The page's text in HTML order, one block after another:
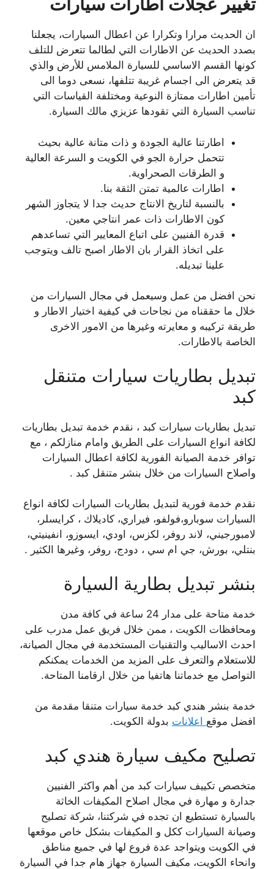
ان الحديث مرارا وتكرارا عن اعطال السيارات، يجعلنا
بصدد الحديث عن الاطارات التي لطالما تتعرض للتلف
كونها القسم الاساسي للسيارة الملامس للأرض والذي
قد يتعرض الى اجسام غريبة تتلفها، نسعى دوما الى
تأمين اطارات ممتازة النوعية ومختلفة القياسات التي
تناسب السيارة التي تقودها عزيزي مالك السيارة.
اطارتنا عالية الجودة و ذات متانة عالية بحيث
تتحمل حرارة الجو في الكويت و السرعة العالية
و الطرقات الصحراوية.
اطارات عالمية تمتن الثقة بنا.
بالنسبة لتاريخ الانتاج حديث جدا لا يتجاوز الشهر
كون الاطارات ذات عمر انتاجي معين.
قدرة الفنيين على اتباع المعايير التي تساعدهم
على اتخاذ القرار بان الاطار اصبح تالف ويتوجب
علينا تبديله.
نحن افضل من عمل وسيعمل في مجال السيارات من
خلال ما حققناه من نجاحات في كيفية اختيار الاطار و
طريقة تركيبه و معايرته وغيرها من الامور الاخرى
الخاصة بالاطارات.
تبديل بطاريات سيارات متنقل
كبد
تبديل بطاريات سيارات كبد ، نقدم خدمة تبديل بطاريات
لكافة انواع السيارات على الطريق وامام منازلكم ، مع
توافر خدمة الصيانة الفورية لكافة اعطال السيارات
واصلاح السيارات من خلال بنشر متنقل كبد .
نقدم خدمة فورية لتبديل بطاريات السيارات لكافة انواع
السيارات سوبارو،فولفو، فيراري، كاديلاك ، كرايسلر،
لامبورجيني، لاند روفر، لكزس، اودي، ايسوزو، انفينيتي،
بنتلي، بورش، جي ام سي ، دودج، روفر، وغيرها الكثير .
بنشر تبديل بطارية السيارة
خدمة متاحة على مدار 24 ساعة في كافة مدن
ومحافظات الكويت ، ممن خلال فريق عمل مدرب على
احدث الاساليب والتقنيات المستخدمة في مجال الصيانة،
للاستعلام والتعرف على المزيد من الخدمات يمكنكم
التواصل مع خدماتنا هاتفيا من خلال ارقامنا المتاحة.
خدمة بنشر هندي كبد خدمة سيارات متنقا مقدمة من
افضل موقع اعلانات بدولة الكويت.
تصليح مكيف سيارة هندي كبد
متخصص تكييف سيارات كبد من أهم واكثر الفنيين
جدارة و مهارة في مجال اصلاح المكيفات الخاثة
بالسيارة تستطيع ان تجده في شركتنا، شركة تصليح
وصيانة السيارات ككل و المكيفات بشكل خاص موقعها
في الكويت ويتواجد عدة فروع لها في جميع مناطق
وانحاء الكويت، مكيف السيارة جهاز هام جدا في السيارة